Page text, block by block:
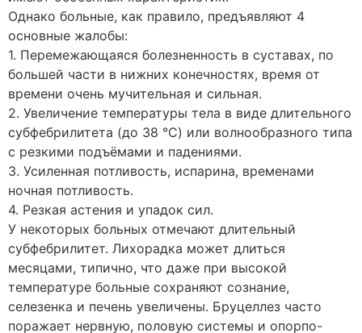
Однако больные, как правило, предъявляют 4
основные жалобы:
1. Перемежающаяся болезненность в суставах, по
большей части в нижних конечностях, время от
времени очень мучительная и сильная.
2. Увеличение температуры тела в виде длительного
субфебрилитета (до 38 °C) или волнообразного типа
с резкими подъёмами и падениями.
3. Усиленная потливость, испарина, временами
ночная потливость.
4. Резкая астения и упадок сил.
У некоторых больных отмечают длительный
субфебрилитет. Лихорадка может длиться
месяцами, типично, что даже при высокой
температуре больные сохраняют сознание,
селезенка и печень увеличены. Бруцеллез часто
поражает нервную, половую системы и опорпо-